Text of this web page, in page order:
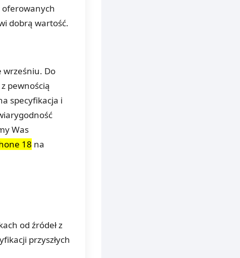
oferowanych
dobrą wartość.
wrześniu. Do
pewnością
specyfikacja i
Was
18 na
od źródeł z
przyszłych